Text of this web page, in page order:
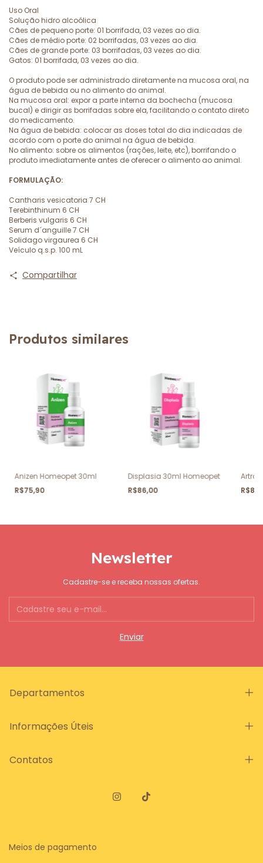
Uso Oral
Solução hidro alcoólica
Cães de pequeno porte: 01 borrifada, 03 vezes ao dia.
Cães de médio porte: 02 borrifadas, 03 vezes ao dia.
Cães de grande porte: 03 borrifadas, 03 vezes ao dia.
Gatos: 01 borrifada, 03 vezes ao dia.
O produto pode ser administrado diretamente na mucosa oral, na
água de bebida ou no alimento do animal.
Na mucosa oral: expor a parte interna da bochecha (mucosa
bucal) e dirigir as borrifadas sobre ela, facilitando o contato direto
do medicamento.
Na água de bebida: colocar as doses total do dia indicadas de
acordo com o porte do animal na água de bebida.
No alimento: sobre os alimentos (rações, leite, etc), borrifando o
produto imediatamente antes de oferecer o alimento ao animal.
FORMULAÇÃO:
Cantharis vesicatoria 7 CH
Terebinthinum 6 CH
Berberis vulgaris 6 CH
Serum d´anguille 7 CH
Solidago virgaurea 6 CH
Veículo q.s.p. 100 mL
Compartilhar
Produtos similares
Anizen Homeopet 30ml
R$75,90
Displasia 30ml Homeopet
R$86,00
Newsletter
Cadastre-se e receba nossas ofertas.
Departamentos
Informações Úteis
Contatos
Meios de pagamento